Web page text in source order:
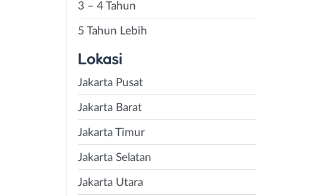
3 – 4 Tahun
5 Tahun Lebih
Lokasi
Jakarta Pusat
Jakarta Barat
Jakarta Timur
Jakarta Selatan
Jakarta Utara